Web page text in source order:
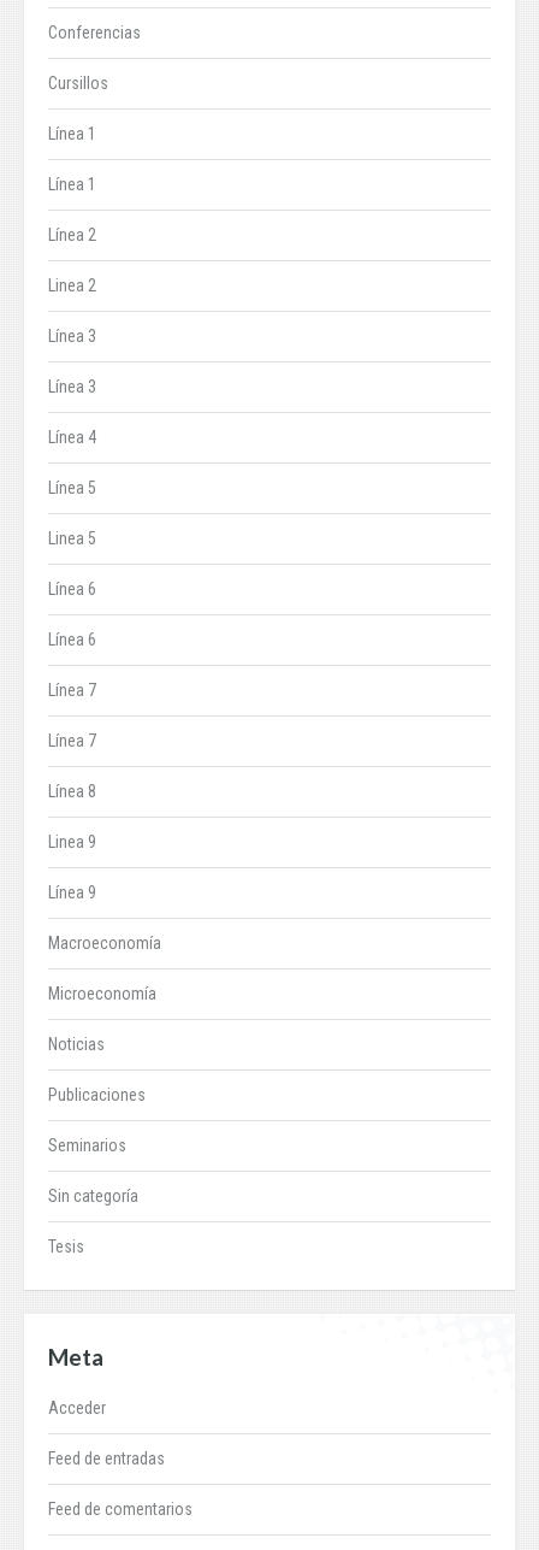
Conferencias
Cursillos
Línea 1
Línea 1
Línea 2
Linea 2
Línea 3
Línea 3
Línea 4
Línea 5
Linea 5
Línea 6
Línea 6
Línea 7
Línea 7
Línea 8
Linea 9
Línea 9
Macroeconomía
Microeconomía
Noticias
Publicaciones
Seminarios
Sin categoría
Tesis
Meta
Acceder
Feed de entradas
Feed de comentarios